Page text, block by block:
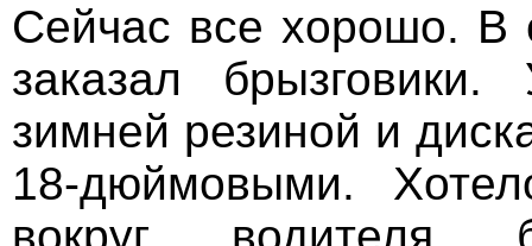
Сейчас все хорошо. В
заказал
зимней резиной и
18-дюймовыми.